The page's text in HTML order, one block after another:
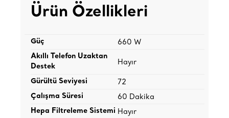
Ürün Özellikleri
Güç 660 W
Akıllı Telefon Uzaktan
Destek
Hayır
Gürültü Seviyesi 72
Çalışma Süresi 60 Dakika
Hepa Filtreleme Sistemi Hayır